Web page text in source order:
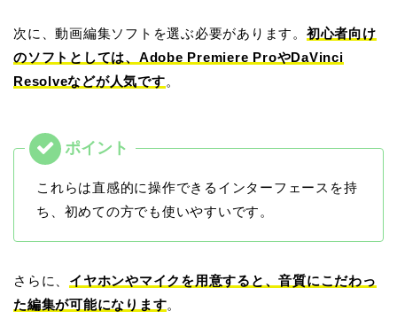
次に、動画編集ソフトを選ぶ必要があります。 初心者向け
のソフトとしては、Adobe Premiere ProやDaVinci
Resolveなどが人気です。
これらは直感的に操作できるインターフェースを持
ち、初めての方でも使いやすいです。
さらに、 イヤホンやマイクを用意すると、音質にこだわっ
た編集が可能になります。